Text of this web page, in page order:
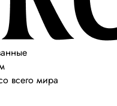
всего мира